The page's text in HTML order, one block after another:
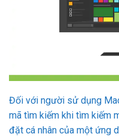
Đối với người sử dụng
mã tìm kiếm khi tìm kiếm
đặt cá nhân của một ứng